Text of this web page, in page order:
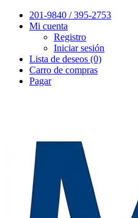
201-9840 / 395-2753
Mi cuenta
Registro
Iniciar sesión
Lista de deseos (0)
Carro de compras
Pagar